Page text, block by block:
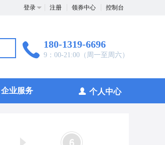
登录 注册 领券中心 控制台
180-1319-6696
9：00-21:00（周一至周六）
企业服务 个人中心